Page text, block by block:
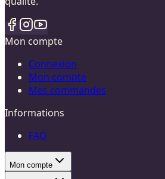
Mon compte
Connexion
Mon compte
Mes commandes
Informations
FAQ
Mon compte